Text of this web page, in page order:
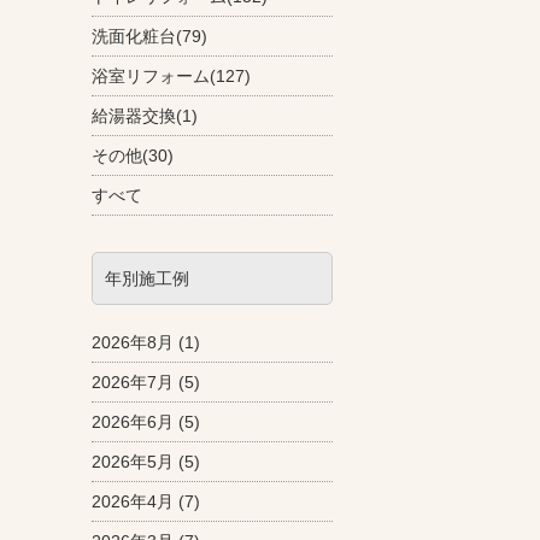
洗面化粧台(79)
浴室リフォーム(127)
給湯器交換(1)
その他(30)
すべて
年別施工例
2026年8月 (1)
2026年7月 (5)
2026年6月 (5)
2026年5月 (5)
2026年4月 (7)